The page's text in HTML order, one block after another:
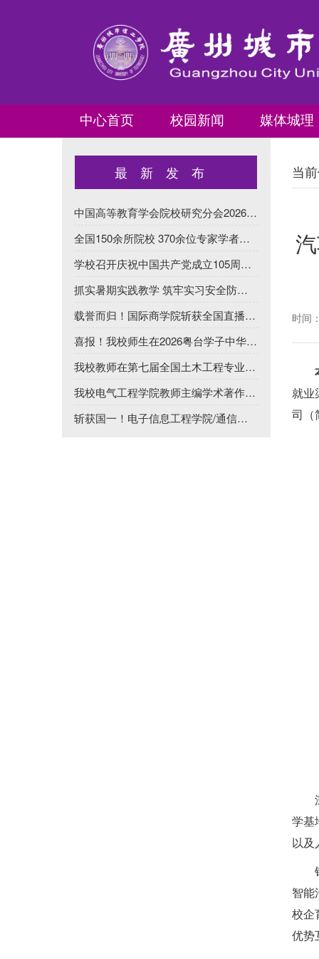
中心首页 校园新闻 媒体城理
最新发布
中国高等教育学会院校研究分会2026年学术年会在我校闭幕
全国150余所院校 370余位专家学者齐聚我校 共同探讨AI时代高等学...
学校召开庆祝中国共产党成立105周年暨“两优一先”表彰大会
抓实暑期实践教学 筑牢实习安全防线 土木工程学院扎实推进暑期...
载誉而归！国际商学院斩获全国直播电商总决赛金奖
喜报！我校师生在2026粤台学子中华情·大湾区短剧创作挑战赛获佳...
我校教师在第七届全国土木工程专业青年教师教学研讨会说课竞赛再...
我校电气工程学院教师主编学术著作英文版于海外出版
斩获国一！电子信息工程学院/通信工程学院学子在2026中美青年创...
当
时间
就业
司（
学基
以及
智能
校企
优势